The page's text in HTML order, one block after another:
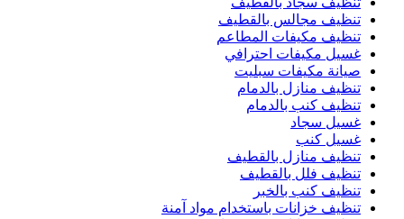
تنظيف مجالس بالقطيف
تنظيف مكيفات المطاعم
غسيل مكيفات احترافي
صيانة مكيفات سبليت
تنظيف منازل بالدمام
تنظيف كنب بالدمام
غسيل سجاد
غسيل كنب
تنظيف منازل بالقطيف
تنظيف فلل بالقطيف
تنظيف كنب بالخبر
تنظيف خزانات باستخدام مواد آمنة